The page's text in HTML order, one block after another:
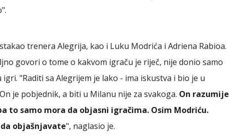
trenera Alegrija, kao i Luku Modrića i Adriena Rabioa.
govori o tome o kakvom igraču je riječ, nije donio samo
"Raditi sa Alegrijem je lako - ima iskustva i bio je u
je pobjednik, a biti u Milanu nije za svakoga. On razumije
to samo mora da objasni igračima. Osim Modriću.
objašnjavate", naglasio je.